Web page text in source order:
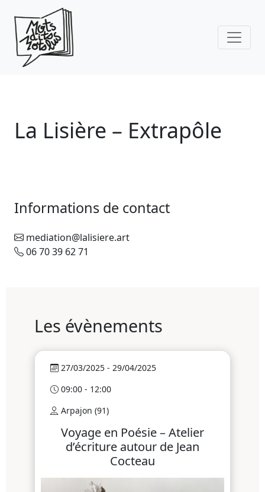
Skip to main content
La Lisière – Extrapôle
Informations de contact
mediation@lalisiere.art
06 70 39 62 71
Les évènements
27/03/2025 - 29/04/2025
09:00 - 12:00
Arpajon (91)
Voyage en Poésie – Atelier
d’écriture autour de Jean
Cocteau